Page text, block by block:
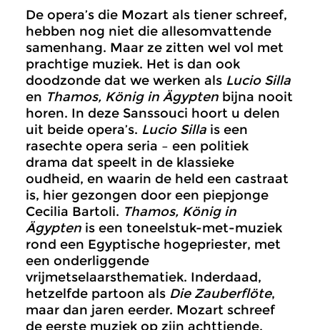
De opera’s die Mozart als tiener schreef,
hebben nog niet die allesomvattende
samenhang. Maar ze zitten wel vol met
prachtige muziek. Het is dan ook
doodzonde dat we werken als Lucio Silla
en Thamos, König in Ägypten bijna nooit
horen. In deze Sanssouci hoort u delen
uit beide opera’s. Lucio Silla is een
rasechte opera seria – een politiek
drama dat speelt in de klassieke
oudheid, en waarin de held een castraat
is, hier gezongen door een piepjonge
Cecilia Bartoli. Thamos, König in
Ägypten is een toneelstuk-met-muziek
rond een Egyptische hogepriester, met
een onderliggende
vrijmetselaarsthematiek. Inderdaad,
hetzelfde partoon als Die Zauberflöte,
maar dan jaren eerder. Mozart schreef
de eerste muziek op zijn achttiende,